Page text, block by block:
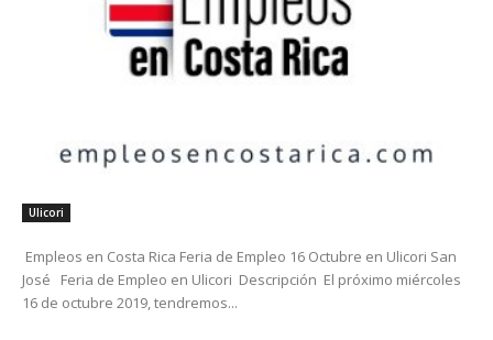
Ulicori
Empleos en Costa Rica Feria de Empleo 16 Octubre en Ulicori San
José Feria de Empleo en Ulicori Descripción El próximo miércoles
16 de octubre 2019, tendremos...